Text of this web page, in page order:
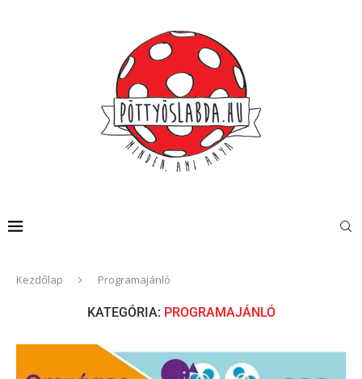
Kezdőlap Programajánló
KATEGÓRIA: PROGRAMAJÁNLÓ